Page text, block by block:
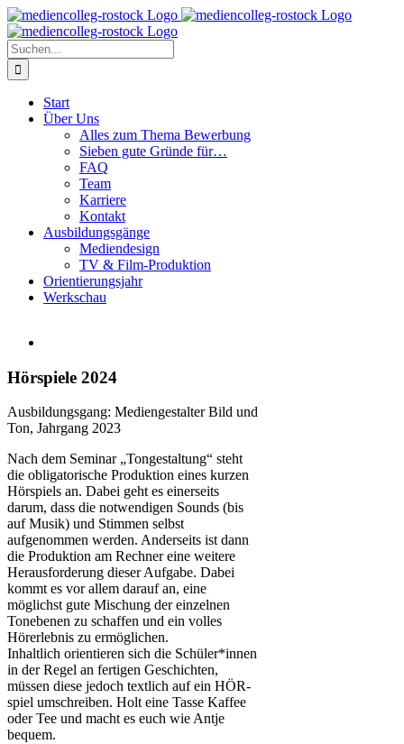
Zum
Inhalt
springen
Suche
nach:
Start
Über Uns
Alles zum Thema Bewerbung
Sieben gute Gründe für…
FAQ
Team
Karriere
Kontakt
Ausbildungsgänge
Mediendesign
TV & Film-Produktion
Orientierungsjahr
Werkschau
Hörspiele 2024
Ausbildungsgang: Mediengestalter Bild und
Ton, Jahrgang 2023
Nach dem Seminar „Tongestaltung“ steht
die obligatorische Produktion eines kurzen
Hörspiels an. Dabei geht es einerseits
darum, dass die notwendigen Sounds (bis
auf Musik) und Stimmen selbst
aufgenommen werden. Anderseits ist dann
die Produktion am Rechner eine weitere
Herausforderung dieser Aufgabe. Dabei
kommt es vor allem darauf an, eine
möglichst gute Mischung der einzelnen
Tonebenen zu schaffen und ein volles
Hörerlebnis zu ermöglichen.
Inhaltlich orientieren sich die Schüler*innen
in der Regel an fertigen Geschichten,
müssen diese jedoch textlich auf ein HÖR-
spiel umschreiben. Holt eine Tasse Kaffee
oder Tee und macht es euch wie Antje
bequem.